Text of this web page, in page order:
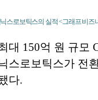
스로보틱스의 실적 <그래프 비즈
대 150억 원 규모
스로보틱스가 전
다.